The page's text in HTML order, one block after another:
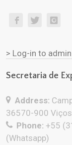
> Log-in to
Secretaria de
Address:
36570-900
Phone: +55
(Whatsapp)